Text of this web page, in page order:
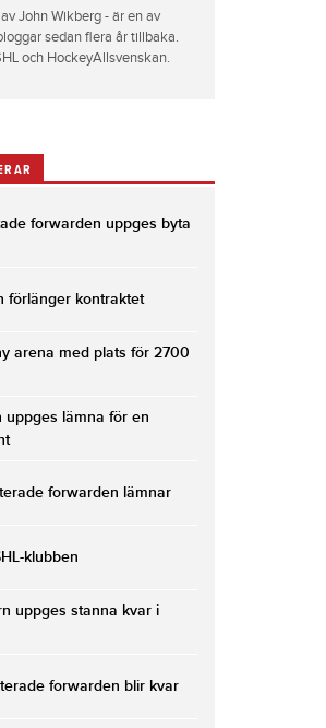
John Wikberg - är en av
sedan flera år tillbaka.
och HockeyAllsvenskan.
forwarden uppges byta
förlänger kontraktet
arena med plats för 2700
uppges lämna för en
forwarden lämnar
klubben
uppges stanna kvar i
forwarden blir kvar